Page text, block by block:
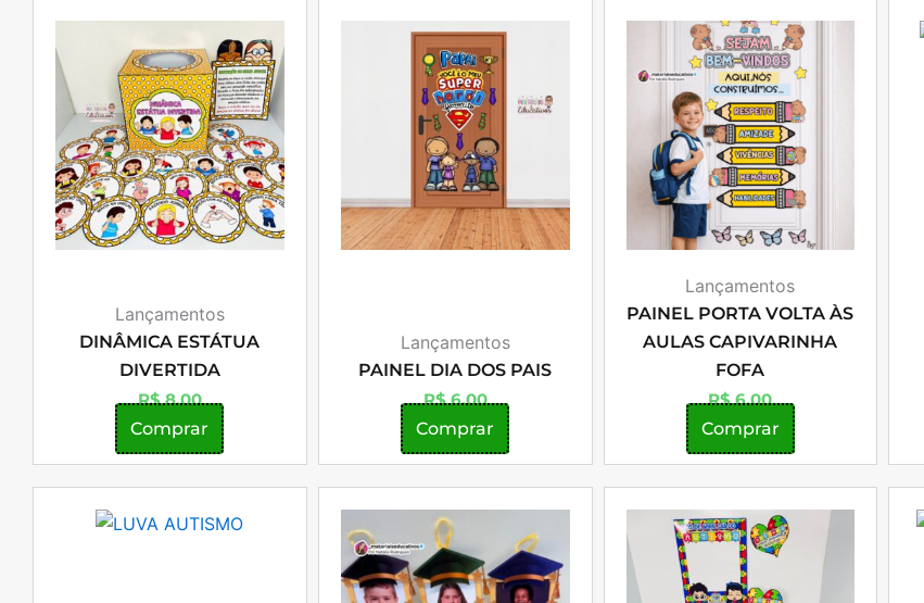
Lançamentos
DINÂMICA ESTÁTUA
DIVERTIDA
R$8,00
Comprar
Lançamentos
PAINEL DIA DOS PAIS
R$6,00
Comprar
Lançamentos
PAINEL PORTA VOLTA ÀS
AULAS CAPIVARINHA
FOFA
R$6,00
Comprar